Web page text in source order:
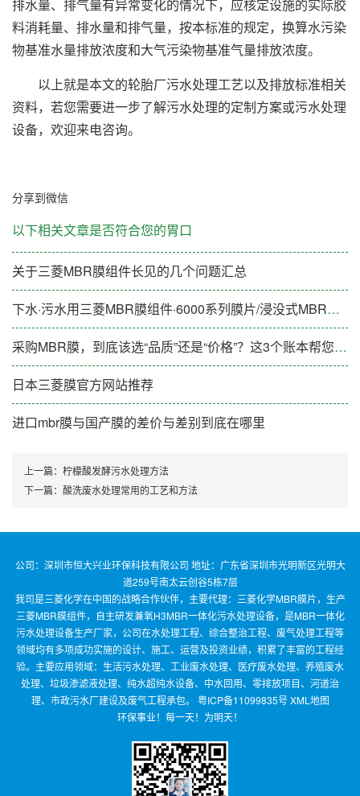
排水量、排气量有异常变化的情况下，应核定设施的实际胶
料消耗量、排水量和排气量，按本标准的规定，换算水污染
物基准水量排放浓度和大气污染物基准气量排放浓度。
以上就是本文的轮胎厂污水处理工艺以及排放标准相关
资料，若您需要进一步了解污水处理的定制方案或污水处理
设备，欢迎来电咨询。
分享到微信
以下相关文章是否符合您的胃口
关于三菱MBR膜组件长见的几个问题汇总
下水·污水用三菱MBR膜组件·6000系列膜片/浸没式MBR膜片
采购MBR膜，到底该选“品质”还是“价格”？这3个账本帮您算清楚
日本三菱膜官方网站推荐
进口mbr膜与国产膜的差价与差别到底在哪里
上一篇： 柠檬酸发酵污水处理方法
下一篇： 酸洗废水处理常用的工艺和方法
公司：深圳市恒大兴业环保科技有限公司 地址：广东省深圳市光明新区光明大
道259号南太云创谷5栋7层
我司是三菱化学在中国的战略合作伙伴，主要代理：三菱化学MBR膜片，生产
三菱MBR膜组件，自主研发兼氧H3MBR一体化污水处理设备，是MBR一体化
污水处理设备生产厂家，公司在水处理工程、综合整治工程、废气处理工程等
领域均有多项成功实施的设计、施工、运营及投资业绩，积累了丰富的工程经
验。主要应用领域：生活污水处理、工业废水处理、医疗废水处理、养殖废水
处理、垃圾渗滤液处理、纯水超纯水设备、中水回用、零排放项目、河道治
理、市政污水厂建设及废气工程承包。 粤ICP备11099835号 XML地图
环保事业！每一天！为明天！